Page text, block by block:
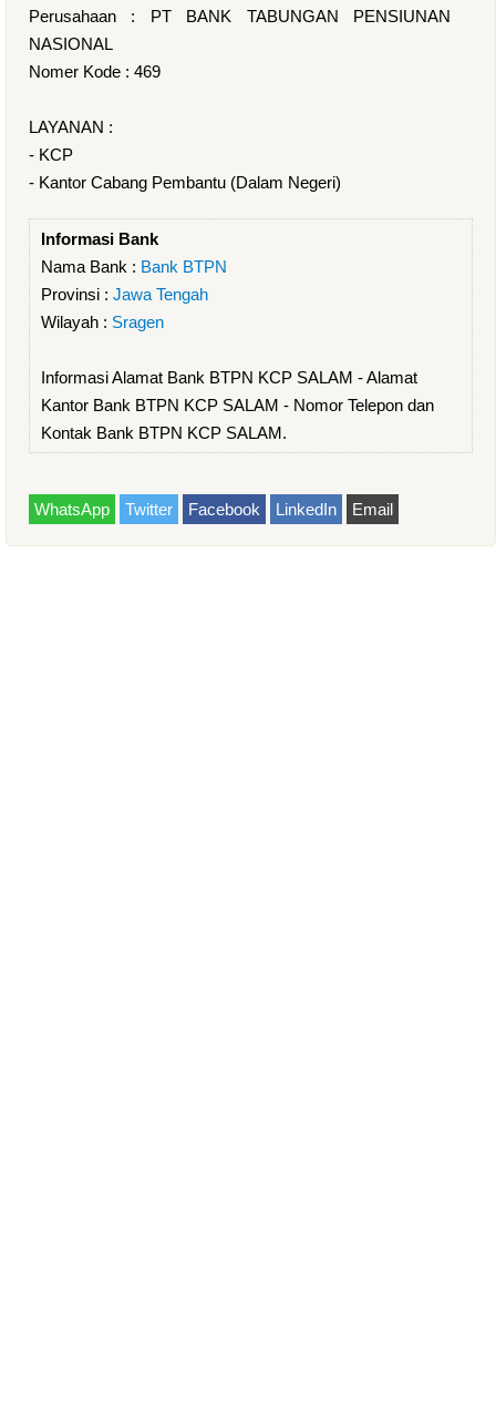
Perusahaan : PT BANK TABUNGAN PENSIUNAN
NASIONAL
Nomer Kode : 469
LAYANAN :
- KCP
- Kantor Cabang Pembantu (Dalam Negeri)
Informasi Bank
Nama Bank : Bank BTPN
Provinsi : Jawa Tengah
Wilayah : Sragen
Informasi Alamat Bank BTPN KCP SALAM - Alamat
Kantor Bank BTPN KCP SALAM - Nomor Telepon dan
Kontak Bank BTPN KCP SALAM.
WhatsApp Twitter Facebook LinkedIn Email